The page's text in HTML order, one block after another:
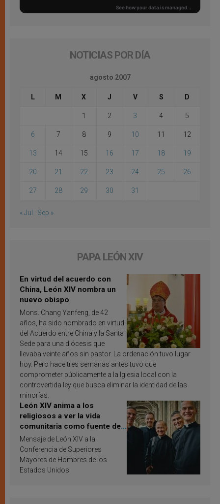
NOTICIAS POR DÍA
agosto 2007
L M X J V S D
1 2 3 4 5
6 7 8 9 10 11 12
13 14 15 16 17 18 19
20 21 22 23 24 25 26
27 28 29 30 31
« Jul Sep »
PAPA LEÓN XIV
En virtud del acuerdo con
China, León XIV nombra un
nuevo obispo
Mons. Chang Yanfeng, de 42
años, ha sido nombrado en virtud
del Acuerdo entre China y la Santa
Sede para una diócesis que
llevaba veinte años sin pastor. La ordenación tuvo lugar
hoy. Pero hace tres semanas antes tuvo que
comprometer públicamente a la Iglesia local con la
controvertida ley que busca eliminar la identidad de las
minorías.
León XIV anima a los
religiosos a ver la vida
comunitaria como fuente de
inspiración y santificación
Mensaje de León XIV a la
Conferencia de Superiores
Mayores de Hombres de los
Estados Unidos